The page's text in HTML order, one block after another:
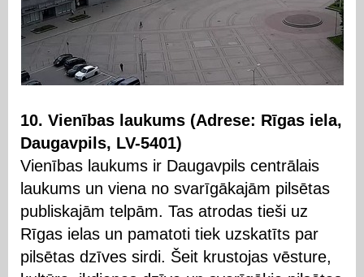
10. Vienības laukums (Adrese: Rīgas iela,
Daugavpils, LV-5401)
Vienības laukums ir Daugavpils centrālais
laukums un viena no svarīgākajām pilsētas
publiskajām telpām. Tas atrodas tieši uz
Rīgas ielas un pamatoti tiek uzskatīts par
pilsētas dzīves sirdi. Šeit krustojas vēsture,